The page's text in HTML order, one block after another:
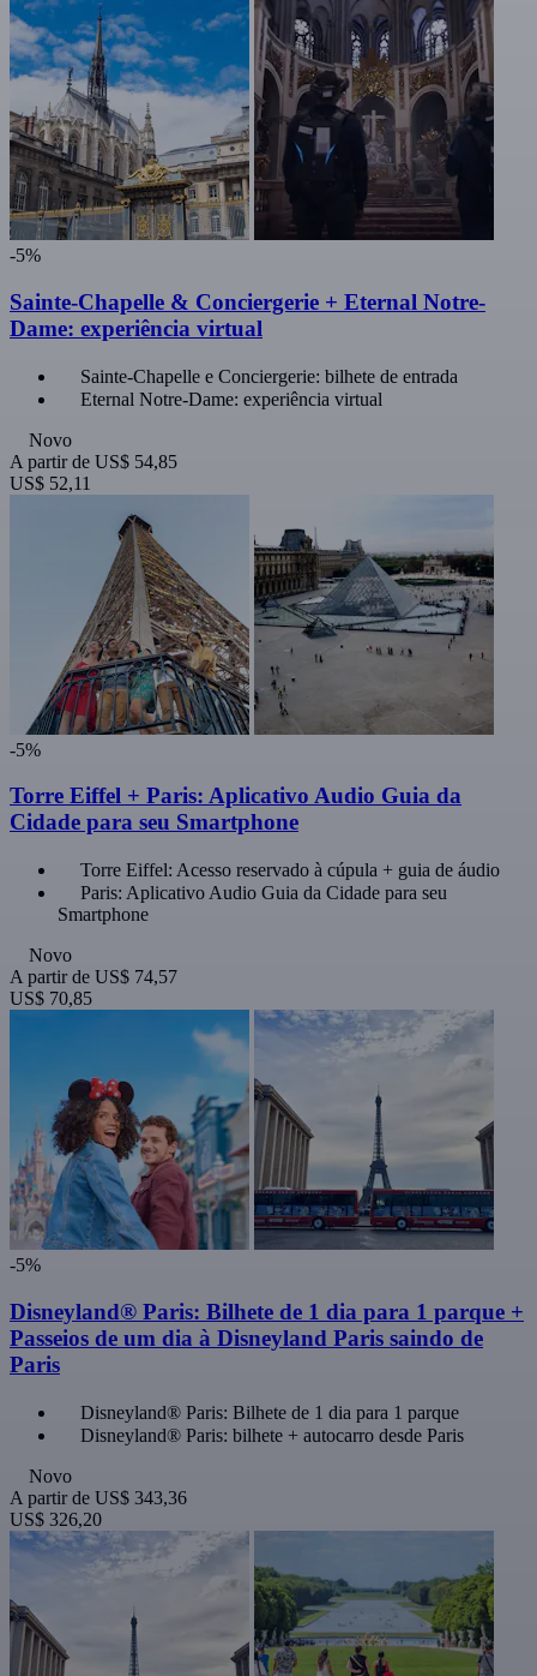
-5%
Sainte-Chapelle & Conciergerie + Eternal Notre-
Dame: experiência virtual
Sainte-Chapelle e Conciergerie: bilhete de entrada
Eternal Notre-Dame: experiência virtual
Novo
A partir de US$ 54,85
US$ 52,11
-5%
Torre Eiffel + Paris: Aplicativo Audio Guia da
Cidade para seu Smartphone
Torre Eiffel: Acesso reservado à cúpula + guia de áudio
Paris: Aplicativo Audio Guia da Cidade para seu
Smartphone
Novo
A partir de US$ 74,57
US$ 70,85
-5%
Disneyland® Paris: Bilhete de 1 dia para 1 parque +
Passeios de um dia à Disneyland Paris saindo de
Paris
Disneyland® Paris: Bilhete de 1 dia para 1 parque
Disneyland® Paris: bilhete + autocarro desde Paris
Novo
A partir de US$ 343,36
US$ 326,20